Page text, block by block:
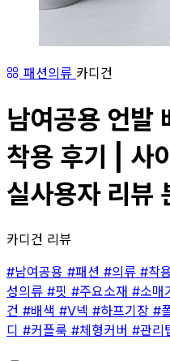
패션의류 카디건
남여공용 언발
착용 후기 | 사
실사용자 리뷰
카디건 리뷰
#남여공용 #패션 #의류 #착
성의류 #핏 #주요소재 #소매
건 #배색 #V넥 #하프기장 #
디 #커플룩 #체형커버 #관리